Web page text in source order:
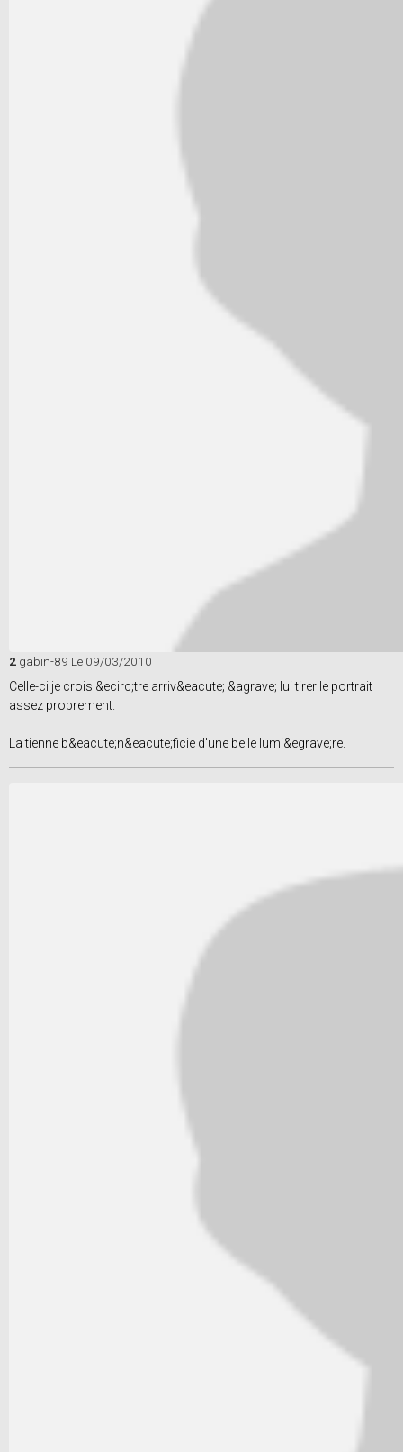
2 gabin-89 Le 09/03/2010
Celle-ci je crois &ecirc;tre arriv&eacute; &agrave; lui tirer le portrait
assez proprement.
La tienne b&eacute;n&eacute;ficie d'une belle lumi&egrave;re.